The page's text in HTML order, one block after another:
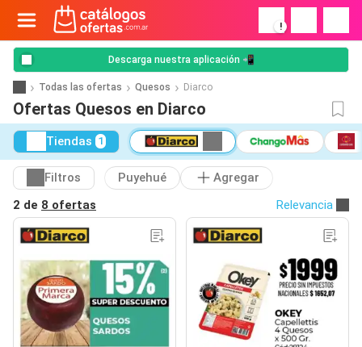
!
Descarga nuestra aplicación 📲
Todas las ofertas Quesos Diarco
Ofertas Quesos en Diarco
Tiendas 1
Filtros Puyehué
Agregar
2 de 8 ofertas Relevancia